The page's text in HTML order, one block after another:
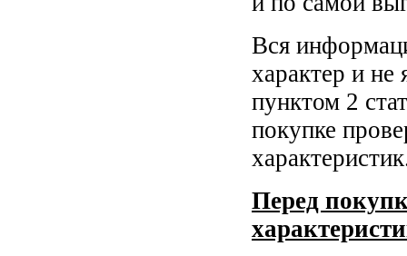
Вся
характер и не
пунктом 2
покупке
Перед